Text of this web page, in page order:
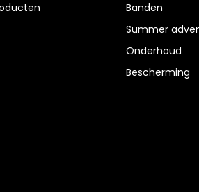
Banden
Summer
Onderhoud
Bescherming